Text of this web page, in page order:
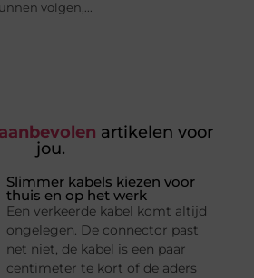
volgen,...
artikelen voor
jou.
Slimmer kabels kiezen voor
thuis en op het werk
Een verkeerde kabel komt altijd
ongelegen. De connector past
net niet, de kabel is een paar
centimeter te kort of de aders